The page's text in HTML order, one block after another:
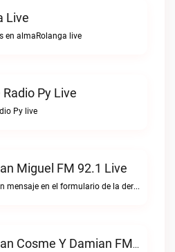
Live
en almaRolanga live
Py Live
Py live
Miguel FM 92.1 Live
Envianos un mensaje en el formulario de la derecha, o escribinos directo al WhatsApp.Radio San Miguel FM 92.1 live
Radio San Cosme Y Damian FM Live